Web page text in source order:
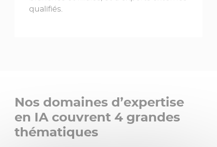
qualifiés.
Nos domaines d’expertise
en IA couvrent 4 grandes
thématiques